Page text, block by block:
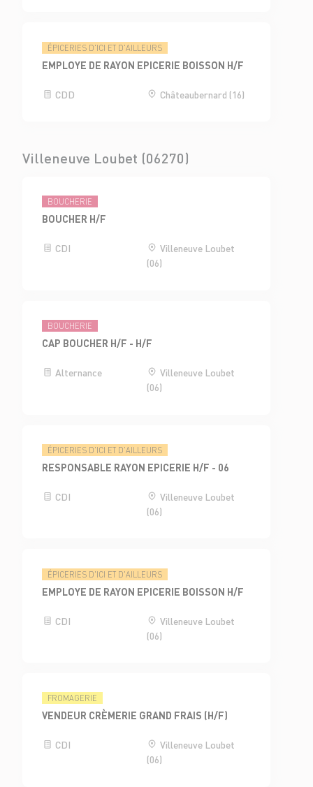
ÉPICERIES D'ICI ET D'AILLEURS
EMPLOYE DE RAYON EPICERIE BOISSON H/F
CDD Châteaubernard (16)
Villeneuve Loubet (06270)
BOUCHERIE
BOUCHER H/F
CDI
Villeneuve Loubet
(06)
BOUCHERIE
CAP BOUCHER H/F - H/F
Alternance
Villeneuve Loubet
(06)
ÉPICERIES D'ICI ET D'AILLEURS
RESPONSABLE RAYON EPICERIE H/F - 06
CDI
Villeneuve Loubet
(06)
ÉPICERIES D'ICI ET D'AILLEURS
EMPLOYE DE RAYON EPICERIE BOISSON H/F
CDI
Villeneuve Loubet
(06)
FROMAGERIE
VENDEUR CRÈMERIE GRAND FRAIS (H/F)
CDI
Villeneuve Loubet
(06)